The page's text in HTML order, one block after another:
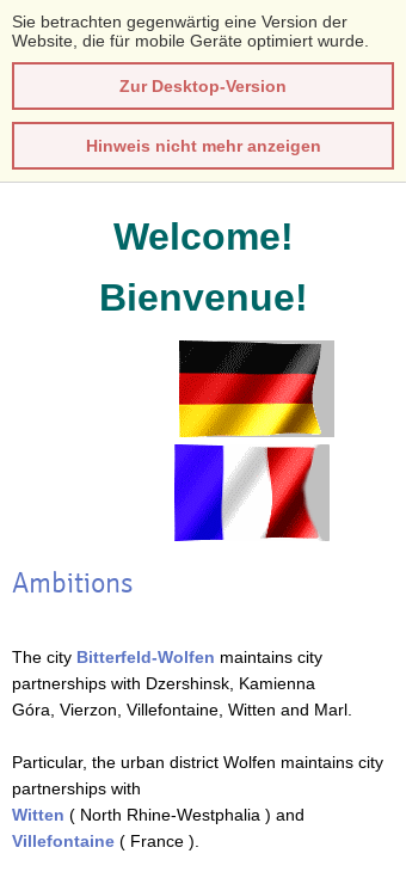
Sie betrachten gegenwärtig eine Version der
Website, die für mobile Geräte optimiert wurde.
Zur Desktop-Version
Hinweis nicht mehr anzeigen
Welcome!
Bienvenue!
Ambitions
The city Bitterfeld-Wolfen maintains city
partnerships with Dzershinsk, Kamienna
Góra, Vierzon, Villefontaine, Witten and Marl.
Particular, the urban district Wolfen maintains city
partnerships with
Witten ( North Rhine-Westphalia ) and
Villefontaine ( France ).